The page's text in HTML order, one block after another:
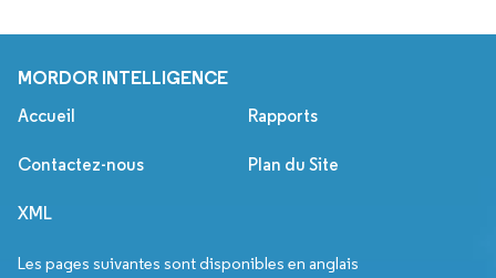
MORDOR INTELLIGENCE
Accueil Rapports
Contactez-nous Plan du Site
XML
Les pages suivantes sont disponibles en anglais